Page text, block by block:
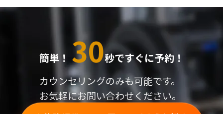
簡単！ 30秒ですぐに予約！
カウンセリングのみも可能です。
お気軽にお問い合わせください。